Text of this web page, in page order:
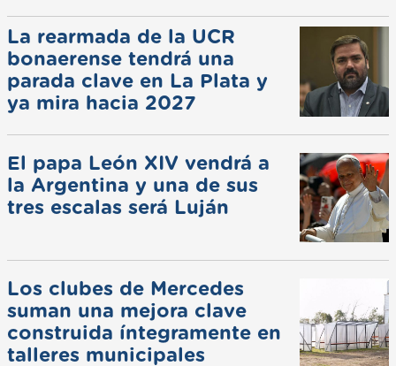
La rearmada de la UCR
bonaerense tendrá una
parada clave en La Plata y
ya mira hacia 2027
El papa León XIV vendrá a
la Argentina y una de sus
tres escalas será Luján
Los clubes de Mercedes
suman una mejora clave
construida íntegramente en
talleres municipales